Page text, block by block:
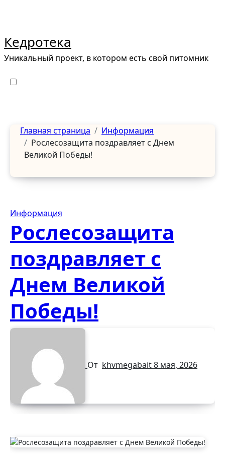
Кедротека
Уникальный проект, в котором есть свой питомник
Главная страница
Информация
Рослесозащита поздравляет с Днем
Великой Победы!
Информация
Рослесозащита
поздравляет с
Днем Великой
Победы!
От khvmegabait8 мая, 2026